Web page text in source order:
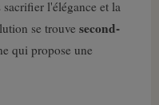
l'élégance et la
se trouve second-
qui propose une